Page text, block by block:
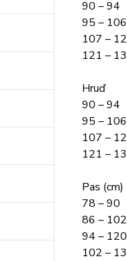
90 – 94
95 – 106
107 –
121 –
Hruď
90 – 94
95 – 106
107 –
121 –
Pas (cm)
78 – 90
86 – 102
94 – 120
102 –